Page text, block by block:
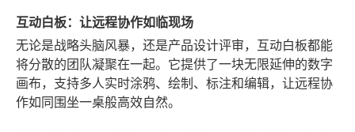
互动白板：让远程协作如临现场
无论是战略头脑风暴，还是产品设计评审，互动白板都能
将分散的团队凝聚在一起。它提供了一块无限延伸的数字
画布，支持多人实时涂鸦、绘制、标注和编辑，让远程协
作如同围坐一桌般高效自然。